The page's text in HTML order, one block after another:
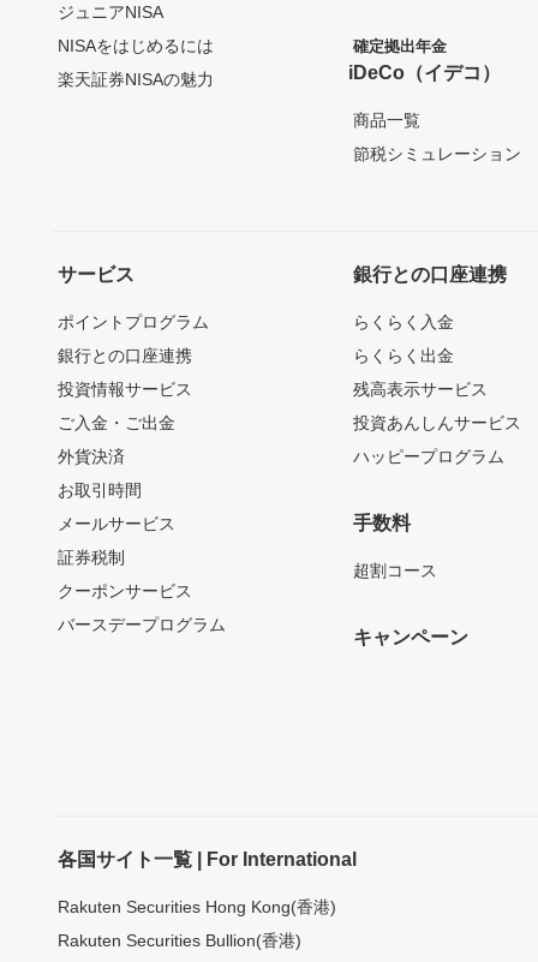
ジュニアNISA
NISAをはじめるには
楽天証券NISAの魅力
確定拠出年金
iDeCo（イデコ）
商品一覧
節税シミュレーション
サービス
ポイントプログラム
銀行との口座連携
投資情報サービス
ご入金・ご出金
外貨決済
お取引時間
メールサービス
証券税制
クーポンサービス
バースデープログラム
銀行との口座連携
らくらく入金
らくらく出金
残高表示サービス
投資あんしんサービス
ハッピープログラム
手数料
超割コース
キャンペーン
各国サイト一覧 | For International
Rakuten Securities Hong Kong(香港)
Rakuten Securities Bullion(香港)